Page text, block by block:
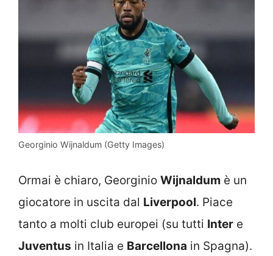
Georginio Wijnaldum (Getty Images)
Ormai è chiaro, Georginio Wijnaldum è un
giocatore in uscita dal Liverpool. Piace
tanto a molti club europei (su tutti Inter e
Juventus in Italia e Barcellona in Spagna).